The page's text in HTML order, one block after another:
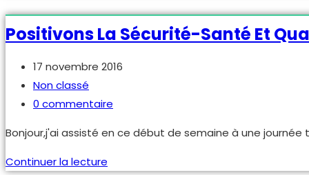
–
au
et
Positivons La Sécurité-Santé Et
Publication
publiée :
17 novembre 2016
Post
category:
Non classé
Commentaires
la
publication :
0 commentaire
Bonjour,j'ai assisté en ce début de semaine à une
Continuer la lecture